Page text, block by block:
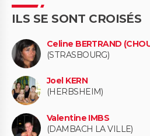
ILS SE SONT CROISÉS
Celine BERTRAND
(STRASBOURG)
Joel KERN
(HERBSHEIM)
Valentine IMBS
(DAMBACH LA VILLE)